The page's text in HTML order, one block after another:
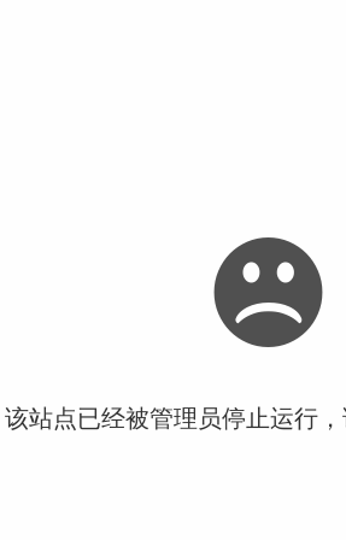
站点已经被管理员停止运行